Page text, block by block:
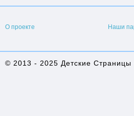
О проекте Наши
© 2013 - 2025 Детские